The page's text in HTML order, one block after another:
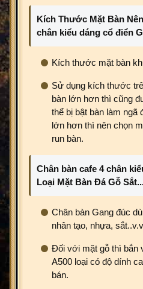
Kích Thước Mặt Bàn
chân kiểu dáng cổ điển
Kích thước mặt bàn
Sử dụng kích thước
bàn lớn hơn thì cũng
thể bị bật bàn làm ngã
lớn hơn thì nên chọn
run bàn.
Chân bàn cafe 4 chân
Loại Mặt Bàn Đá Gỗ
Chân bàn Gang đúc
nhân tạo, nhựa, sắt..v.v
Đối với mặt gỗ thì bắn
A500 loại có độ dính
bán.